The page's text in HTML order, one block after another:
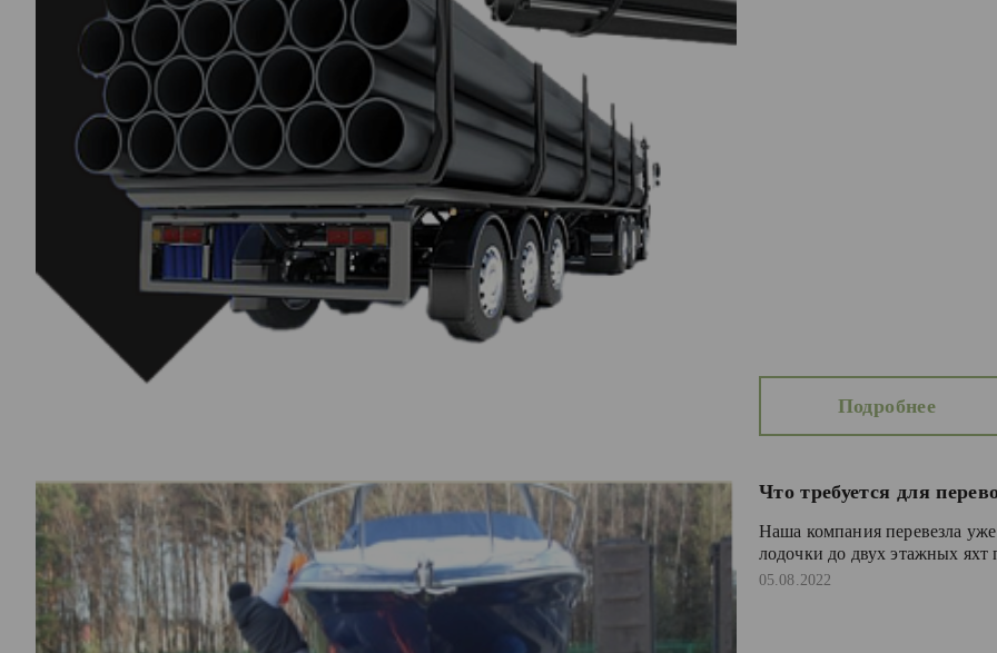
Подробнее
Что требуется для
Наша компания перевезла
лодочки до двух этажных яхт
05.08.2022